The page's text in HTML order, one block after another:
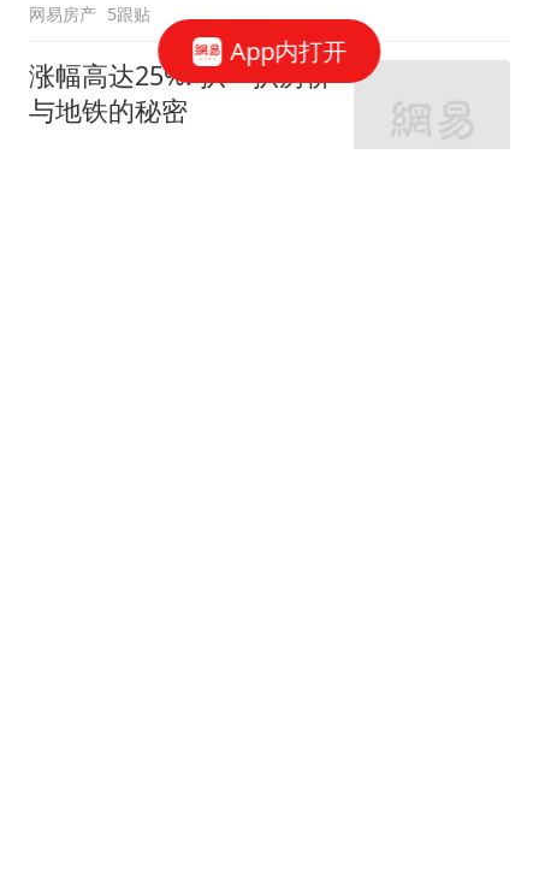
网易房产 5跟贴
涨幅高达25%! 扒一扒房价
与地铁的秘密
App内打开